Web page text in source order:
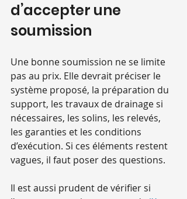
d’accepter une
soumission
Une bonne soumission ne se limite
pas au prix. Elle devrait préciser le
système proposé, la préparation du
support, les travaux de drainage si
nécessaires, les solins, les relevés,
les garanties et les conditions
d’exécution. Si ces éléments restent
vagues, il faut poser des questions.
Il est aussi prudent de vérifier si